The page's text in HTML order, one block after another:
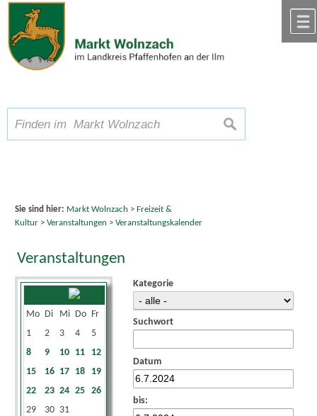
Zum Inhalt,zur Navigation
Schriftgröße A A A suchen
Sie sind hier: Markt Wolnzach > Freizeit &
Kultur> Veranstaltungen > Veranstaltungskalender
Veranstaltungen
Mo
Di Mi Do Fr
1
2 3 4 5
8
9 10 11 12
15
16 17 18 19
22
23 24 25 26
29
30 31
Kategorie
Suchwort
Datum
bis: